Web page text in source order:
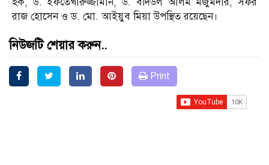
রাজ হোসেন ও ড. মো. আইয়ুব মিয়া উপস্থিত রয়েছেন।
নিউজটি শেয়ার করুন..
Print